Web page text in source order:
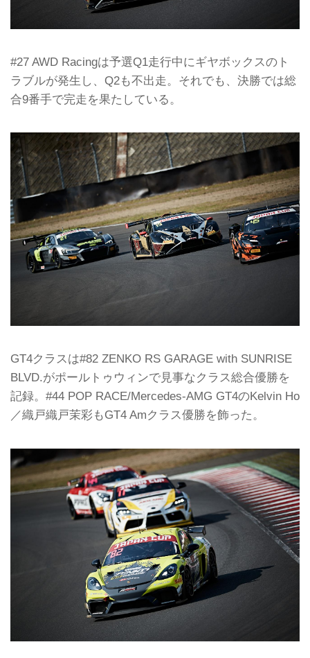
#27 AWD Racingは予選Q1走行中にギヤボックスのト
ラブルが発生し、Q2も不出走。それでも、決勝では総
合9番手で完走を果たしている。
GT4クラスは#82 ZENKO RS GARAGE with SUNRISE
BLVD.がポールトゥウィンで見事なクラス総合優勝を
記録。#44 POP RACE/Mercedes-AMG GT4のKelvin Ho
／織戸織戸茉彩もGT4 Amクラス優勝を飾った。